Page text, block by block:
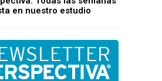
en nuestro estudio